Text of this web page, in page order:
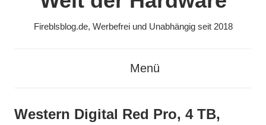
Fireblsblog.de, Werbefrei und Unabhängig seit 2018
Menü
Western Digital Red Pro, 4 TB,